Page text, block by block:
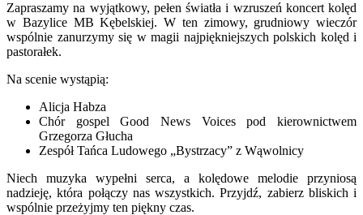
Zapraszamy na wyjątkowy, pełen światła i wzruszeń koncert kolęd
w Bazylice MB Kębelskiej. W ten zimowy, grudniowy wieczór
wspólnie zanurzymy się w magii najpiękniejszych polskich kolęd i
pastorałek.
Na scenie wystąpią:
Alicja Habza
Chór gospel Good News Voices pod kierownictwem
Grzegorza Głucha
Zespół Tańca Ludowego „Bystrzacy” z Wąwolnicy
Niech muzyka wypełni serca, a kolędowe melodie przyniosą
nadzieję, która połączy nas wszystkich. Przyjdź, zabierz bliskich i
wspólnie przeżyjmy ten piękny czas.